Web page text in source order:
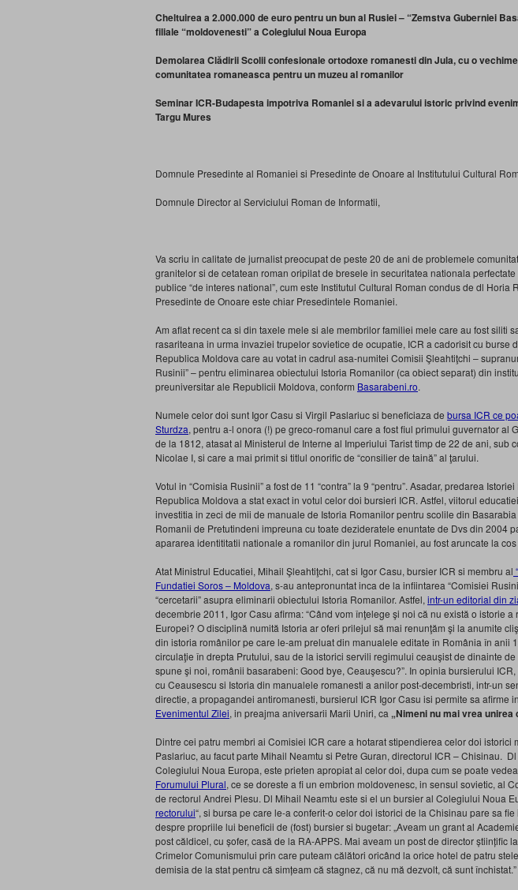
Cheltuirea a 2.000.000 de euro pentru un bunal Rusiei – “Zemstva Guberniei
filiale “moldovenesti” a Colegiului Noua Europa
Demolarea Clădirii Scolii confesionale ortodoxe romanesti din Jula, cu o
comunitatea romaneasca pentru un muzeu al romanilor
Seminar ICR-Budapesta impotriva Romaniei si a adevarului istoric privind
Targu Mures
Domnule Presedinte al Romaniei si Presedinte de Onoare al Institutului Cultural
Domnule Director al Serviciului Roman de Informatii,
Va scriu in calitate de jurnalist preocupat de peste 20 de ani de problemele
granitelor si de cetatean roman oripilat de bresele in securitatea nationala
publice “de interes national”, cum este Institutul Cultural Roman condus de dl Horia
Presedinte de Onoare este chiar Presedintele Romaniei.
Am aflat recent ca si din taxele mele si ale membrilor familiei mele care au fost siliti
rasariteana in urma invaziei trupelor sovietice de ocupatie, ICR a cadorisit cu burse
Republica Moldova care au votat in cadrul asa-numitei Comisii Şleahtiţchi –
Rusinii” – pentru eliminarea obiectului Istoria Romanilor (ca obiect separat) din
preuniversitar ale Republicii Moldova, conform Basarabeni.ro.
Numele celor doi sunt Igor Casu si Virgil Paslariuc si beneficiaza de bursa ICR ce
Sturdza, pentru a-l onora (!) pe greco-romanul care a fost fiul primului guvernator al
de la 1812, atasat al Ministerul de Interne al Imperiului Tarist timp de 22 de ani, sub
Nicolae I, si care a mai primit si titlul onorific de “consilier de taină” al ţarului.
Votul in “Comisia Rusinii” a fost de 11 “contra” la 9 “pentru”. Asadar, predarea
Republica Moldova a stat exact in votul celor doi bursieri ICR. Astfel, viitorul
investitia in zeci de mii de manuale de Istoria Romanilor pentru scolile din
Romanii de Pretutindeni impreuna cu toate dezideratele enuntate de Dvs din 2004
apararea identititatii nationale a romanilor din jurul Romaniei, au fost aruncate la
Atat Ministrul Educatiei, Mihail Şleahtiţchi, cat si Igor Casu, bursier ICR si membru al
Fundatiei Soros – Moldova, s-au antepronuntat inca de la infiintarea “Comisiei
“cercetarii” asupra eliminarii obiectului Istoria Romanilor. Astfel, intr-un editorial din
decembrie 2011, Igor Casu afirma: “Când vom înţelege şi noi că nu există o istorie
Europei? O disciplină numită Istoria ar oferi prilejul să mai renunţăm şi la anumite
din istoria românilor pe care le-am preluat din manualele editate în România în anii
circulaţie în drepta Prutului, sau de la istorici servili regimului ceauşist de dinainte
spune şi noi, românii basarabeni: Good bye, Ceauşescu?”. In opinia bursierului
cu Ceausescu si Istoria din manualele romanesti a anilor post-decembristi, intr-un
directie, a propagandei antiromanesti, bursierul ICR Igor Casu isi permite sa afirme
Evenimentul Zilei, in preajma aniversarii Marii Uniri, ca „Nimeni nu mai vrea unirea
Dintre cei patru membri ai Comisiei ICR care a hotarat stipendierea celor doi istorici
Paslariuc, au facut parte Mihail Neamtu si Petre Guran, directorul ICR – Chisinau.
Colegiului Noua Europa, este prieten apropiat al celor doi, dupa cum se poate
Forumului Plural, ce se doreste a fi un embrion moldovenesc, in sensul sovietic, al
de rectorul Andrei Plesu. Dl Mihail Neamtu este si el un bursier al Colegiului Noua
rectorului“, si bursa pe care le-a conferit-o celor doi istorici de la Chisinau pare sa
despre propriile lui beneficii de (fost) bursier si bugetar: „Aveam un grant al
post căldicel, cu șofer, casă de la RA‑APPS. Mai aveam un post de director științific
Crimelor Comunismului prin care puteam călători oricând la orice hotel de patru
demisia de la stat pentru că simțeam că stagnez, că nu mă dezvolt, că sunt